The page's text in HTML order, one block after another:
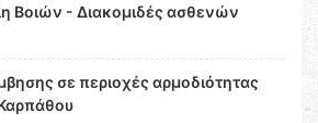
Βοιών - Διακομιδές ασθενών
σε περιοχές αρμοδιότητας